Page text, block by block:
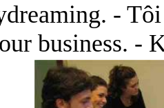
-
business. -